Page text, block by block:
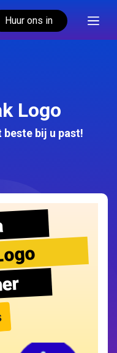
Huur ons in
Logo
beste bij u past!